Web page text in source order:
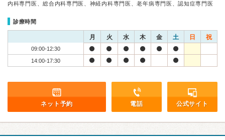
内科専門医、総合内科専門医、神経内科専門医、老年病専門医、認知症専門医
診療時間
月 火 水 木 金 土 日 祝
09:00-12:30
14:00-17:30
ネット予約 電話 公式サイト